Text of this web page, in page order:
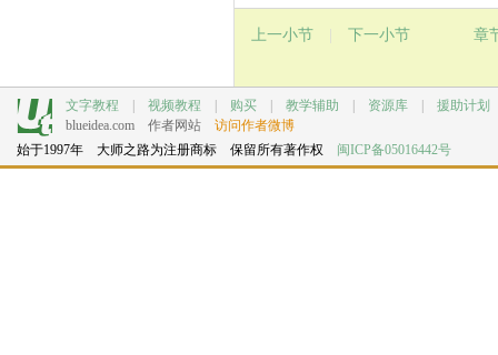
上一小节 下一小节 章
文字教程 视频教程 购买 教学辅助 资源库 援助计划
blueidea.com
作者网站 访问作者微博
始于1997年 大师之路为注册商标 保留所有著作权 闽ICP备05016442号